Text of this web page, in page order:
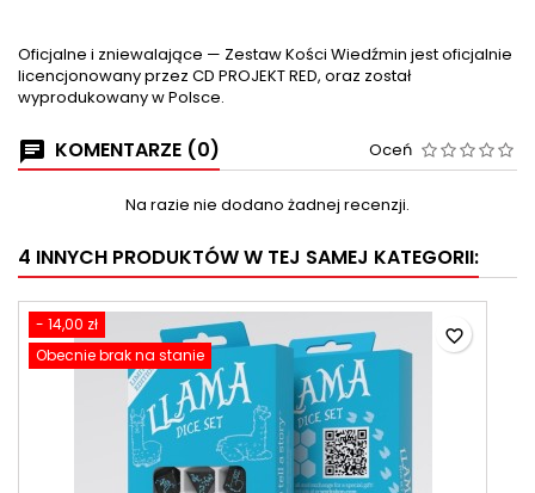
Oficjalne i zniewalające — Zestaw Kości Wiedźmin jest oficjalnie
licencjonowany przez CD PROJEKT RED, oraz został
wyprodukowany w Polsce.
KOMENTARZE (0) Oceń
Na razie nie dodano żadnej recenzji.
4 INNYCH PRODUKTÓW W TEJ SAMEJ KATEGORII:
- 14,00 zł
Obecnie brak na stanie
favorite_border